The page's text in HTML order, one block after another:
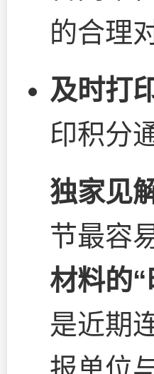
的合理
及时打
印积分
独家见
节最容
材料的
是近期